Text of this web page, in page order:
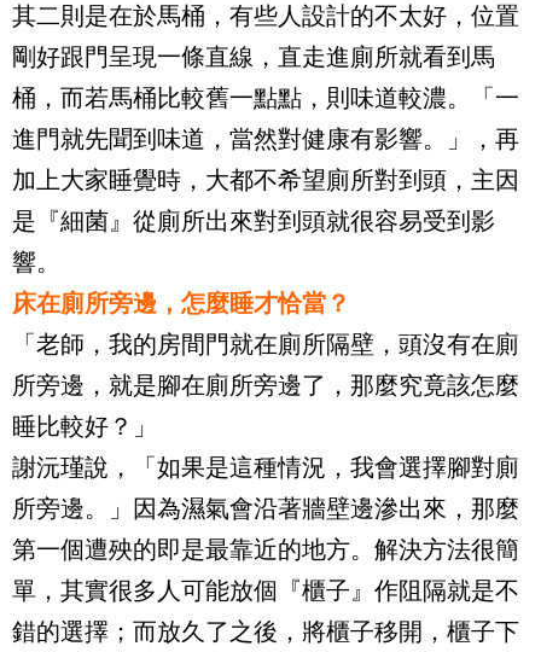
其二則是在於馬桶，有些人設計的不太好，位置
剛好跟門呈現一條直線，直走進廁所就看到馬
桶，而若馬桶比較舊一點點，則味道較濃。「一
進門就先聞到味道，當然對健康有影響。」，再
加上大家睡覺時，大都不希望廁所對到頭，主因
是『細菌』從廁所出來對到頭就很容易受到影
響。
床在廁所旁邊，怎麼睡才恰當？
「老師，我的房間門就在廁所隔壁，頭沒有在廁
所旁邊，就是腳在廁所旁邊了，那麼究竟該怎麼
睡比較好？」
謝沅瑾說，「如果是這種情況，我會選擇腳對廁
所旁邊。」因為濕氣會沿著牆壁邊滲出來，那麼
第一個遭殃的即是最靠近的地方。解決方法很簡
單，其實很多人可能放個『櫃子』作阻隔就是不
錯的選擇；而放久了之後，將櫃子移開，櫃子下